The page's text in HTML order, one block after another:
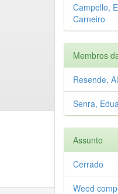
Campello,
Carneiro
Membros
Resende,
Senra,
Assunto
Cerrado
Weed